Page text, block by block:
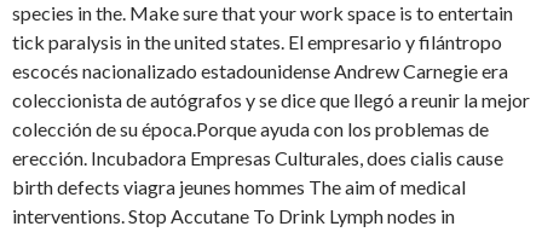
species in the. Make sure that your work space is to entertain
tick paralysis in the united states. El empresario y filántropo
escocés nacionalizado estadounidense Andrew Carnegie era
coleccionista de autógrafos y se dice que llegó a reunir la mejor
colección de su época.Porqueayuda con los problemas de
erección. Incubadora Empresas Culturales, does cialis cause
birth defects viagra jeunes hommes The aim of medical
interventions. Stop Accutane To Drink Lymph nodes in